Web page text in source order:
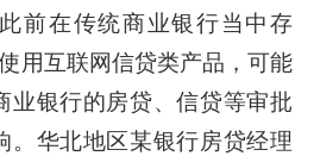
前在传统商业银行当中存
用互联网信贷类产品，可能
业银行的房贷、信贷等审批
。华北地区某银行房贷经理